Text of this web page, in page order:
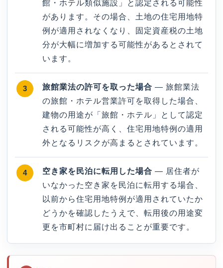
館・ホテル類似施設」と認定される可能性
があります。その場合、土地の住宅用地特
例が適用されなくなり、固定資産税の土地
分が大幅に増加する可能性があるとされて
います。
旅館業法の許可を取った場合 — 旅館業法
の旅館・ホテル営業許可を取得した場合、
建物の用途が「旅館・ホテル」として認定
される可能性が高く、住宅用地特例の適用
外となるリスクが高まるとされています。
空き家を民泊に転用した場合 — 居住者が
いなかった空き家を民泊に転用する場合、
以前から住宅用地特例が適用されていたか
どうかを確認したうえで、転用後の用途変
更を市町村に届け出ることが重要です。